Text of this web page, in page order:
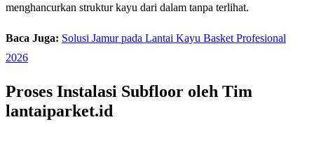
menghancurkan struktur kayu dari dalam tanpa terlihat.
Baca Juga: Solusi Jamur pada Lantai Kayu Basket Profesional
2026
Proses Instalasi Subfloor oleh Tim
lantaiparket.id